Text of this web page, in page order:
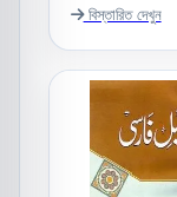
বিস্তারিত দেখুন